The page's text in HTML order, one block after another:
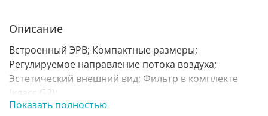
Описание
Встроенный ЭРВ; Компактные размеры;
Регулируемое направление потока воздуха;
Эстетический внешний вид; Фильтр в комплекте
(класс G2);
Показать полностью